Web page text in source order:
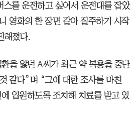
스를 운전하고 싶어서 운전대를 잡았
영화의 한 장면 같아 질주하기 시작
해졌다.
을 앓던 A씨가 최근 약 복용을 중단
같다”며 “그에 대한 조사를 마친
입원하도록 조치해 치료를 받고 있